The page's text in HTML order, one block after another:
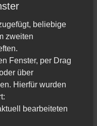
beliebige
zweiten
Fenster, per Drag
über
Hierfür wurden
bearbeiteten